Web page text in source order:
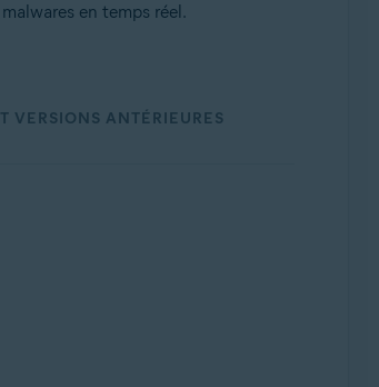
en temps réel.
VERSIONS ANTÉRIEURES